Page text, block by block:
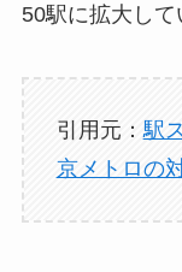
50駅に拡大して
引用元：駅
京メトロの